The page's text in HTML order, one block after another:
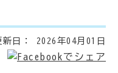
新日： 2026年04月01日